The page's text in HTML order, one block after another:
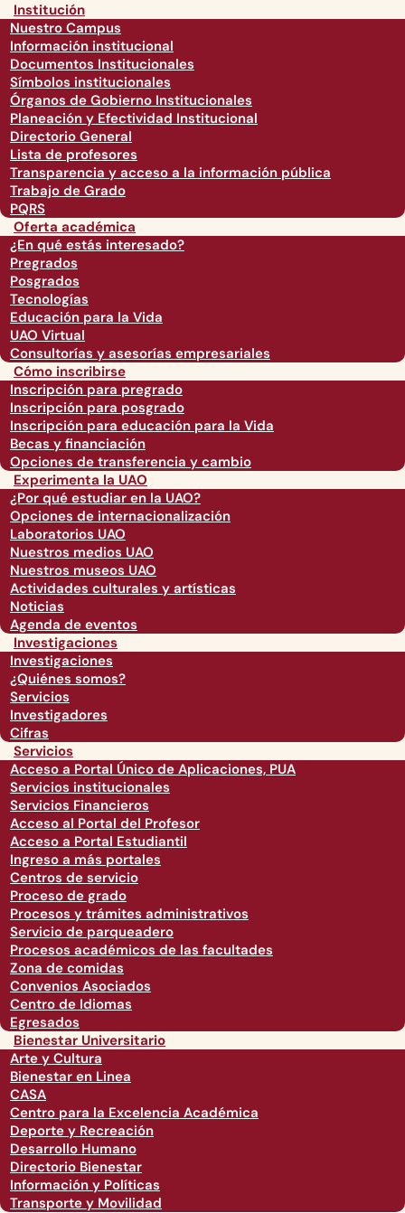
Institución
Nuestro Campus
Información institucional
Documentos Institucionales
Símbolos institucionales
Órganos de Gobierno Institucionales
Planeación y Efectividad Institucional
Directorio General
Lista de profesores
Transparencia y acceso a la información pública
Trabajo de Grado
PQRS
Oferta académica
¿En qué estás interesado?
Pregrados
Posgrados
Tecnologías
Educación para la Vida
UAO Virtual
Consultorías y asesorías empresariales
Cómo inscribirse
Inscripción para pregrado
Inscripción para posgrado
Inscripción para educación para la Vida
Becas y financiación
Opciones de transferencia y cambio
Experimenta la UAO
¿Por qué estudiar en la UAO?
Opciones de internacionalización
Laboratorios UAO
Nuestros medios UAO
Nuestros museos UAO
Actividades culturales y artísticas
Noticias
Agenda de eventos
Investigaciones
Investigaciones
¿Quiénes somos?
Servicios
Investigadores
Cifras
Servicios
Acceso a Portal Único de Aplicaciones, PUA
Servicios institucionales
Servicios Financieros
Acceso al Portal del Profesor
Acceso a Portal Estudiantil
Ingreso a más portales
Centros de servicio
Proceso de grado
Procesos y trámites administrativos
Servicio de parqueadero
Procesos académicos de las facultades
Zona de comidas
Convenios Asociados
Centro de Idiomas
Egresados
Bienestar Universitario
Arte y Cultura
Bienestar en Linea
CASA
Centro para la Excelencia Académica
Deporte y Recreación
Desarrollo Humano
Directorio Bienestar
Información y Políticas
Transporte y Movilidad